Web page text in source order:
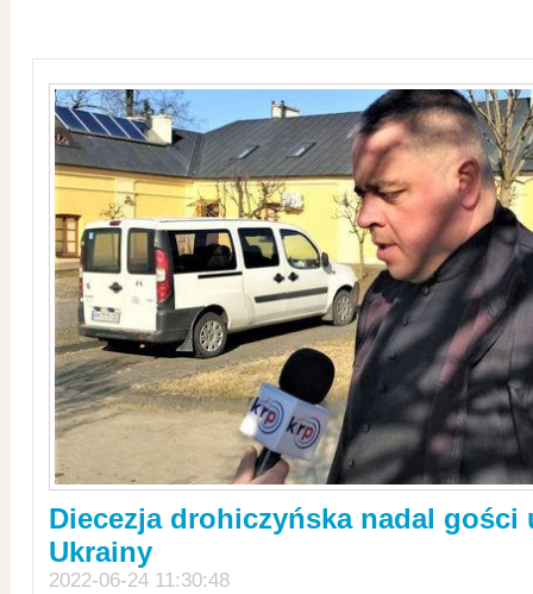
Diecezja drohiczyńska nadal gości
Ukrainy
2022-06-24 11:30:48